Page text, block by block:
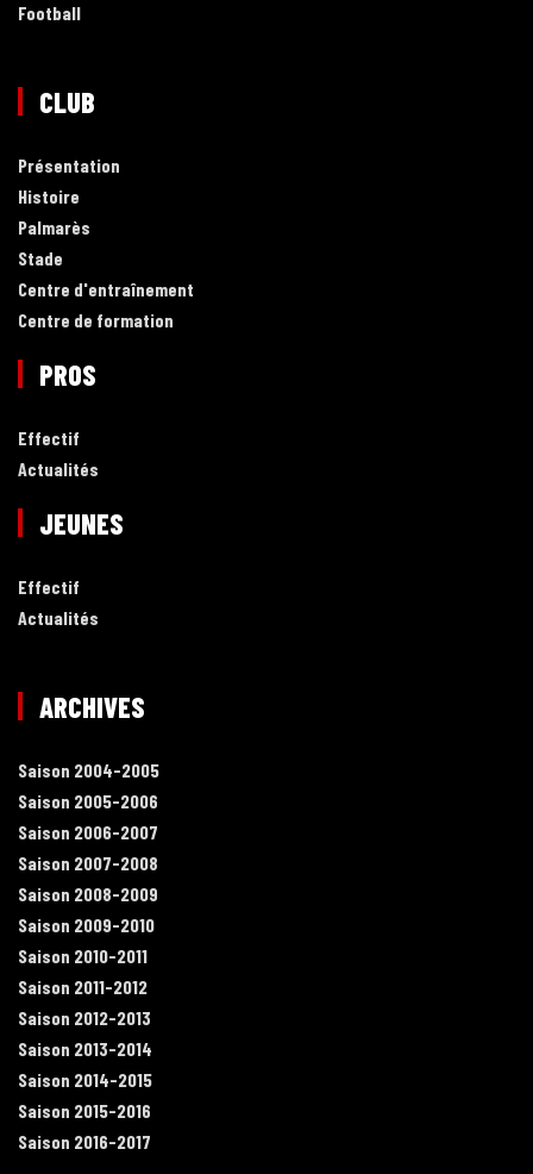
Football
CLUB
Présentation
Histoire
Palmarès
Stade
Centre d'entraînement
Centre de formation
PROS
Effectif
Actualités
JEUNES
Effectif
Actualités
ARCHIVES
Saison 2004-2005
Saison 2005-2006
Saison 2006-2007
Saison 2007-2008
Saison 2008-2009
Saison 2009-2010
Saison 2010-2011
Saison 2011-2012
Saison 2012-2013
Saison 2013-2014
Saison 2014-2015
Saison 2015-2016
Saison 2016-2017